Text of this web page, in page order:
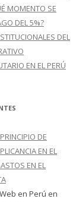
MOMENTO SE
DEL 5%?
DEL
EN EL PERÚ
DE
EN EL
EN EL
en Perú en